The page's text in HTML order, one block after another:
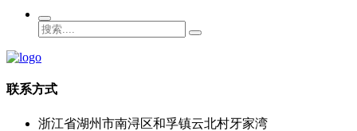
联系方式
浙江省湖州市南浔区和孚镇云北村牙家湾